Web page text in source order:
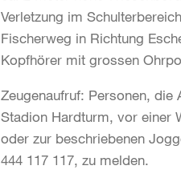
Verletzung im
Fischerweg in Richtung
Kopfhörer mit grossen
Zeugenaufruf: Personen,
Stadion Hardturm, vor einer
oder zur beschriebenen
444 117 117, zu melden.